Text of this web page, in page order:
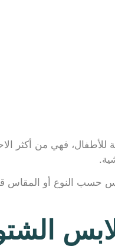
فهي من أكثر
حسب النوع أو